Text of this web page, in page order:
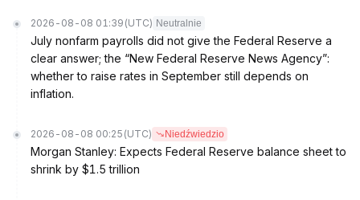
2026-08-08 01:39 (UTC) Neutralnie
July nonfarm payrolls did not give the Federal Reserve a
clear answer; the “New Federal Reserve News Agency”:
whether to raise rates in September still depends on
inflation.
2026-08-08 00:25 (UTC) Niedźwiedzio
Morgan Stanley: Expects Federal Reserve balance sheet to
shrink by $1.5 trillion